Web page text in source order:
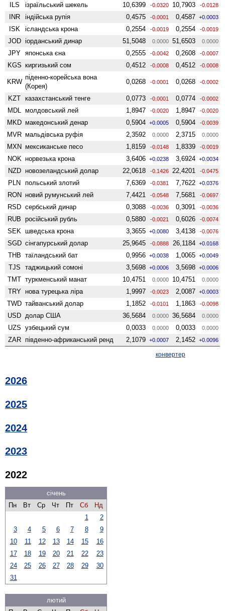
ILS ізраїльський шекель 10,6399 -0.0320 10,7903 -0.0128
INR індійська рупія 0,4575 -0.0001 0,4587 +0.0003
ISK ісландська крона 0,2554 -0.0019 0,2554 -0.0019
JOD іорданський динар 51,5048 0.0000 51,6503 0.0000
JPY японська єна 0,2555 -0.0042 0,2608 -0.0007
KGS киргизький сом 0,4512 -0.0008 0,4512 -0.0008
KRW
піденно-корейська вона
(Корея)
0,0268 -0.0001 0,0268 -0.0002
KZT казахстанський тенге 0,0773 -0.0001 0,0774 -0.0002
MDL молдовський лей 1,8947 -0.0020 1,8947 -0.0020
MKD македонський денар 0,5904 +0.0005 0,5904 -0.0039
MVR мальдівська руфія 2,3592 0.0000 2,3715 0.0000
MXN мексиканське песо 1,8159 -0.0148 1,8339 -0.0019
NOK норвезька крона 3,6406 +0.0238 3,6924 +0.0034
NZD ново­зеландський долар 22,0618 -0.1426 22,4201 -0.0475
PLN польський злотий 7,6369 -0.0381 7,7622 +0.0376
RON новий румунський лей 7,4421 -0.0548 7,5681 -0.0697
RSD сербський динар 0,3088 -0.0036 0,3091 -0.0036
RUB російський рубль 0,5880 -0.0021 0,6026 -0.0074
SEK шведська крона 3,3655 +0.0080 3,4138 -0.0076
SGD сінгапурський долар 25,9645 -0.0888 26,1184 +0.0168
THB таїландський бат 0,9956 +0.0038 1,0065 +0.0049
TJS таджицький сомоні 3,5698 +0.0006 3,5698 +0.0006
TMT туркменський манат 10,4751 0.0000 10,4751 0.0000
TRY нова турецька ліра 1,9997 -0.0023 2,0087 +0.0003
TWD тайванський долар 1,1852 -0.0101 1,1863 -0.0098
USD долар США 36,5684 0.0000 36,5684 0.0000
UZS узбецький сум 0,0033 0.0000 0,0033 0.0000
ZAR південно-африканський ренд 2,1079 +0.0007 2,1452 +0.0096
конвертер
2026
2025
2024
2023
2022
січень
Пн
Вт Ср Чт Пт Сб
Нд
1
2
3
4 5 6 7 8
9
10
11 12 13 14 15
16
17
18 19 20 21 22
23
24
25 26 27 28 29
30
31
лютий